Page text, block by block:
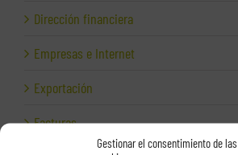
Gestionar el consentimiento de las
Dirección financiera
Empresas e Internet
Exportación
Facturas